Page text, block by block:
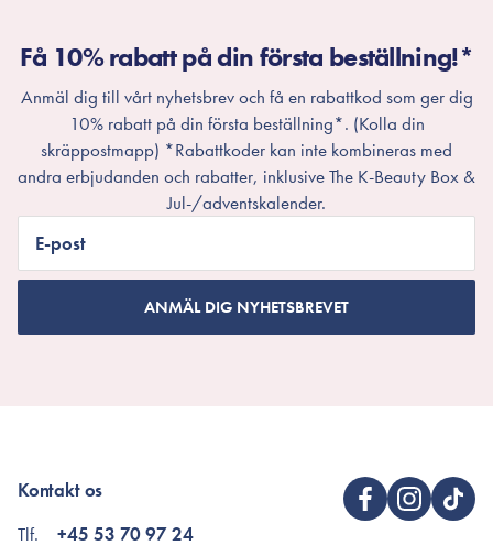
Få 10% rabatt på din första beställning!*
Anmäl dig till vårt nyhetsbrev och få en rabattkod som ger dig
10% rabatt på din första beställning*. (Kolla din
skräppostmapp) *Rabattkoder kan inte kombineras med
andra erbjudanden och rabatter, inklusive The K-Beauty Box &
Jul-/adventskalender.
E-post
ANMÄL DIG NYHETSBREVET
Kontakt os
Tlf.
+45 53 70 97 24